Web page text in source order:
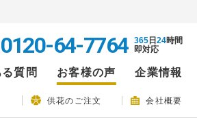
0120-64-7764 365日 24時間
即対応
質問 お客様の声 企業情報
供花のご注文 会社概要